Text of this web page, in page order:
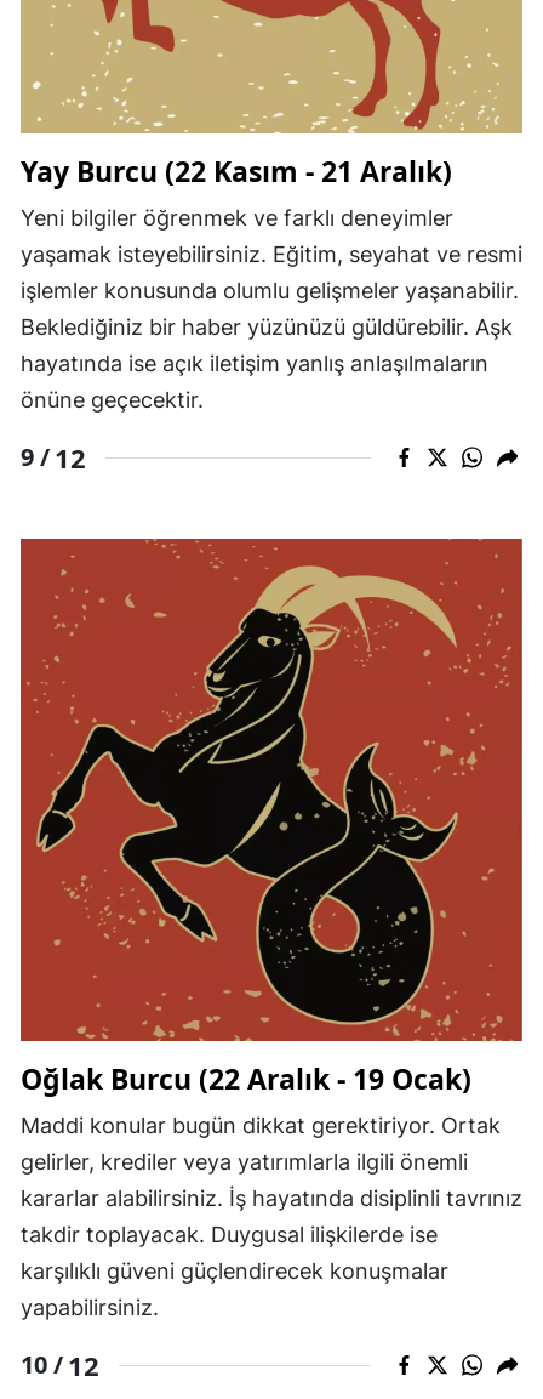
Yay Burcu (22 Kasım - 21 Aralık)
Yeni bilgiler öğrenmek ve farklı deneyimler
yaşamak isteyebilirsiniz. Eğitim, seyahat ve resmi
işlemler konusunda olumlu gelişmeler yaşanabilir.
Beklediğiniz bir haber yüzünüzü güldürebilir. Aşk
hayatında ise açık iletişim yanlış anlaşılmaların
önüne geçecektir.
9 /12
Oğlak Burcu (22 Aralık - 19 Ocak)
Maddi konular bugün dikkat gerektiriyor. Ortak
gelirler, krediler veya yatırımlarla ilgili önemli
kararlar alabilirsiniz. İş hayatında disiplinli tavrınız
takdir toplayacak. Duygusal ilişkilerde ise
karşılıklı güveni güçlendirecek konuşmalar
yapabilirsiniz.
10 /12